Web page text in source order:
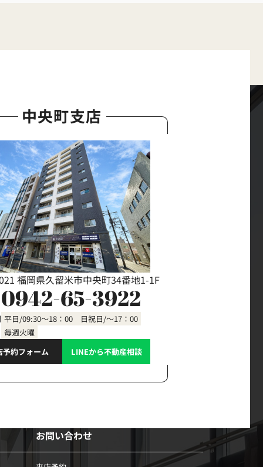
中央町支店
福岡県久留米市中央町34番地1-1F
0942-65-3922
平日/09:30～18：00 日祝日/～17：00
毎週火曜
予約フォーム
LINEから不動産相談
お問い合わせ